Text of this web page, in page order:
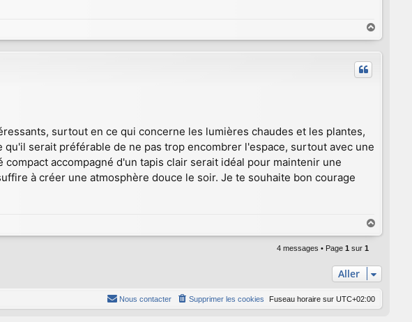
a
u
surtout en ce qui concerne les lumières chaudes et les plantes,
serait préférable de ne pas trop encombrer l'espace, surtout avec une
accompagné d'un tapis clair serait idéal pour maintenir une
à créer une atmosphère douce le soir. Je te souhaite bon courage
a
4 messages • Page 1 sur 1
Aller
Fuseau horaire sur UTC+02:00
Supprimer les cookies
Nous contacter